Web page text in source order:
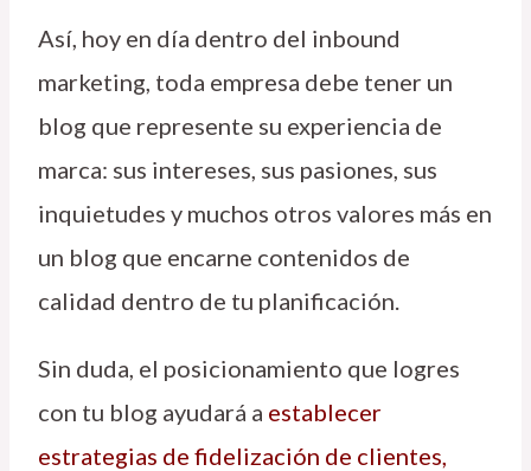
Así, hoy en día dentro del inbound
marketing, toda empresa debe tener un
blog que represente su experiencia de
marca: sus intereses, sus pasiones, sus
inquietudes y muchos otros valores más en
un blog que encarne contenidos de
calidad dentro de tu planificación.
Sin duda, el posicionamiento que logres
con tu blog ayudará a establecer
estrategias de fidelización de clientes,